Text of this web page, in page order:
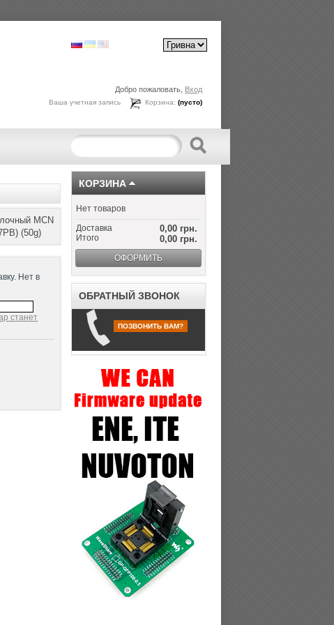
Добро пожаловать, Вход
Корзина:(пусто)
Ваша учетная запись
MCN
(50g)
Нет в
станет
КОРЗИНА
Нет товаров
0,00 грн.
Доставка
0,00 грн.
Итого
ОФОРМИТЬ
ОБРАТНЫЙ ЗВОНОК
ПОЗВОНИТЬ ВАМ?